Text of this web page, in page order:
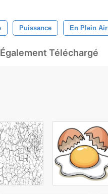
Puissance En Plein Air
Téléchargé